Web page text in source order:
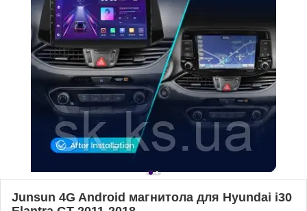
Junsun 4G Android магнитола для Hyundai i30